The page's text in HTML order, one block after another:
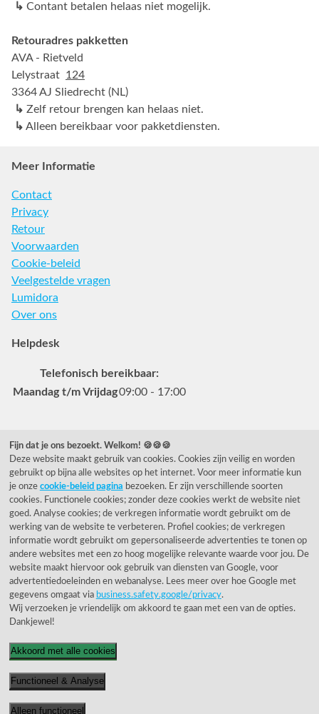
↳ Contant betalen helaas niet mogelijk.
Retouradres pakketten
AVA - Rietveld
Lelystraat 124
3364 AJ Sliedrecht (NL)
↳ Zelf retour brengen kan helaas niet.
↳ Alleen bereikbaar voor pakketdiensten.
Meer Informatie
Contact
Privacy
Retour
Voorwaarden
Cookie-beleid
Veelgestelde vragen
Lumidora
Over ons
Helpdesk
Telefonisch bereikbaar:
Maandag t/m Vrijdag09:00 - 17:00
Veelgestelde vragen
0031 78 615 44 15
helpdesk@rietveldlicht.nl
Facebook InstagramPinterest
Klantwaardering
"Zeer goed" - eKomi.be
Cijfer: 9.4 (3230 recensies)
© 1955 - 2026 Rietveld Licht B.V.
Fijn dat je ons bezoekt. Welkom! 🍪🍪🍪
Deze website maakt gebruik van cookies. Cookies zijn veilig en worden
gebruikt op bijna alle websites op het internet. Voor meer informatie kun
je onze cookie-beleid pagina bezoeken. Er zijn verschillende soorten
cookies. Functionele cookies; zonder deze cookies werkt de website niet
goed. Analyse cookies; de verkregen informatie wordt gebruikt om de
werking van de website te verbeteren. Profiel cookies; de verkregen
informatie wordt gebruikt om gepersonaliseerde advertenties te tonen op
andere websites met een zo hoog mogelijke relevante waarde voor jou. De
website maakt hiervoor ook gebruik van diensten van Google, voor
advertentiedoeleinden en webanalyse. Lees meer over hoe Google met
gegevens omgaat via business.safety.google/privacy.
Wij verzoeken je vriendelijk om akkoord te gaan met een van de opties.
Dankjewel!
Akkoord met alle cookies
Functioneel & Analyse
Alleen functioneel